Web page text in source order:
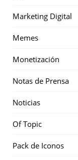
Marketing Digital
Memes
Monetización
Notas de Prensa
Noticias
Of Topic
Pack de Iconos